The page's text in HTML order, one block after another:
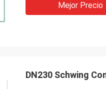
Mejor Precio
DN230 Schwing